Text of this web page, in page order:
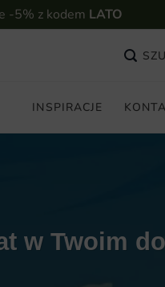
-5% z kodem LATO
INSPIRACJE
w Twoim